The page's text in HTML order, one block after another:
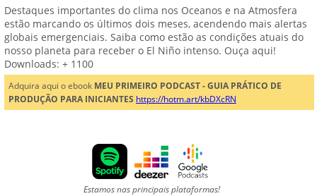
Destaques importantes do clima nos Oceanos e na Atmosfera
estão marcando os últimos dois meses, acendendo mais alertas
globais emergenciais. Saiba como estão as condições atuais do
nosso planeta para receber o El Niño intenso. Ouça aqui!
Downloads: + 1100
Adquira aqui o ebook MEU PRIMEIRO PODCAST - GUIA PRÁTICO DE
PRODUÇÃO PARA INICIANTES https://hotm.art/kbDXcRN
Estamos nas principais plataformas!